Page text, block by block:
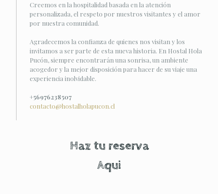
Creemos en la hospitalidad basada en la atención
personalizada, el respeto por nuestros visitantes y el amor
por nuestra comunidad.
Agradecemos la confianza de quienes nos visitan y los
invitamos a ser parte de esta nueva historia. En Hostal Hola
Pucón, siempre encontrarán una sonrisa, un ambiente
acogedor y la mejor disposición para hacer de su viaje una
experiencia inolvidable.
+56976238507
contacto@hostalholapucon.cl
Haz tu reserva
Aqui